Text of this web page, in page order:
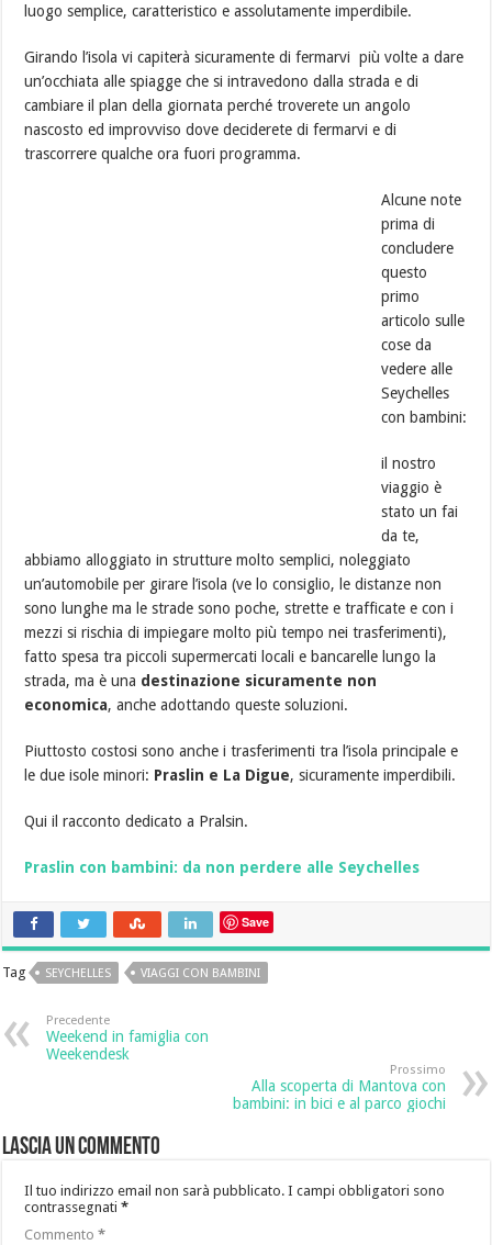
luogo semplice, caratteristico e assolutamente imperdibile.
Girando l’isola vi capiterà sicuramente di fermarvi più volte a dare
un’occhiata alle spiagge che si intravedono dalla strada e di
cambiare il plan della giornata perché troverete un angolo
nascosto ed improvviso dove deciderete di fermarvi e di
trascorrere qualche ora fuori programma.
Alcune note
prima di
concludere
questo
primo
articolo sulle
cose da
vedere alle
Seychelles
con bambini:
il nostro
viaggio è
stato un fai
da te,
abbiamo alloggiato in strutture molto semplici, noleggiato
un’automobile per girare l’isola (ve lo consiglio, le distanze non
sono lunghe ma le strade sono poche, strette e trafficate e con i
mezzi si rischia di impiegare molto più tempo nei trasferimenti),
fatto spesa tra piccoli supermercati locali e bancarelle lungo la
strada, ma è una destinazione sicuramente non
economica, anche adottando queste soluzioni.
Piuttosto costosi sono anche i trasferimenti tra l’isola principale e
le due isole minori: Praslin e La Digue, sicuramente imperdibili.
Qui il racconto dedicato a Pralsin.
Praslin con bambini: da non perdere alle Seychelles
Save
Tag SEYCHELLES VIAGGI CON BAMBINI
Precedente
Weekend in famiglia con
Weekendesk
Prossimo
Alla scoperta di Mantova con
bambini: in bici e al parco giochi
Lascia un commento
Il tuo indirizzo email non sarà pubblicato. I campi obbligatori sono
contrassegnati*
Commento*